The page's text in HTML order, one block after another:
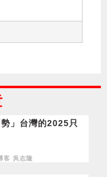
勢」台灣的2025只
客 吳志隆